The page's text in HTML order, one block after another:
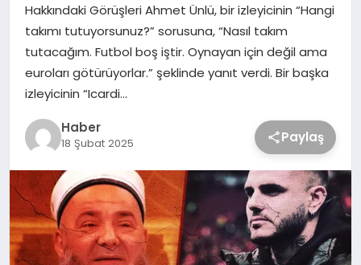
Hakkındaki Görüşleri Ahmet Ünlü, bir izleyicinin “Hangi
takımı tutuyorsunuz?” sorusuna, “Nasıl takım
tutacağım. Futbol boş iştir. Oynayan için değil ama
euroları götürüyorlar.” şeklinde yanıt verdi. Bir başka
izleyicinin “Icardi…
Haber
18 Şubat 2025 Paylaş